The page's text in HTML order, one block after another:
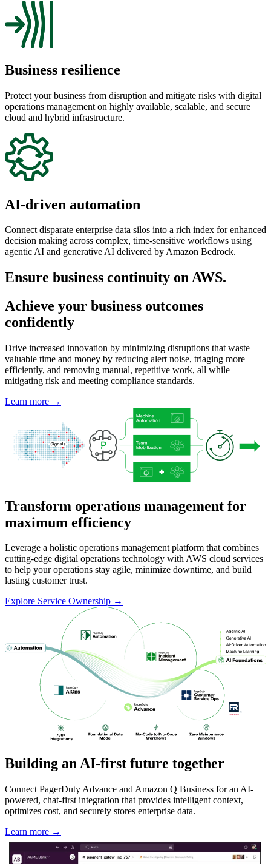
Business resilience
Protect your business from disruption and mitigate risks with digital
operations management on highly available, scalable, and secure
cloud and hybrid infrastructure.
AI-driven automation
Connect disparate enterprise data silos into a rich index for enhanced
decision making across complex, time-sensitive workflows using
agentic AI and generative AI delivered by Amazon Bedrock.
Ensure business continuity on AWS.
Achieve your business outcomes
confidently
Drive increased innovation by minimizing disruptions that waste
valuable time and money by reducing alert noise, triaging more
efficiently, and removing manual, repetitive work, all while
mitigating risk and meeting compliance standards.
Learn more →
Transform operations management for
maximum efficiency
Leverage a holistic operations management platform that combines
cutting-edge digital operations technology with AWS cloud services
to help your operations stay agile, minimize downtime, and build
lasting customer trust.
Explore Service Ownership →
Building an AI-first future together
Connect PagerDuty Advance and Amazon Q Business for an AI-
powered, chat-first integration that provides intelligent context,
optimizes cost, and securely stores enterprise data.
Learn more →